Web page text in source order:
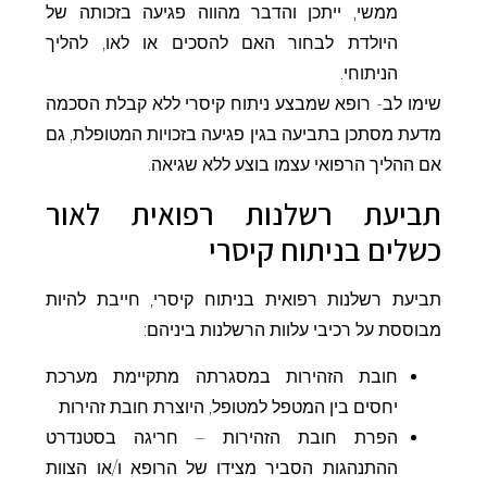
ממשי, ייתכן והדבר מהווה פגיעה בזכותה של
היולדת לבחור האם להסכים או לאו, להליך
הניתוחי.
שימו לב- רופא שמבצע ניתוח קיסרי ללא קבלת הסכמה
מדעת מסתכן בתביעה בגין פגיעה בזכויות המטופלת, גם
אם ההליך הרפואי עצמו בוצע ללא שגיאה.
תביעת רשלנות רפואית לאור
כשלים בניתוח קיסרי
תביעת רשלנות רפואית בניתוח קיסרי, חייבת להיות
מבוססת על רכיבי עלוות הרשלנות ביניהם:
חובת הזהירות במסגרתה מתקיימת מערכת
יחסים בין המטפל למטופל, היוצרת חובת זהירות
הפרת חובת הזהירות – חריגה בסטנדרט
ההתנהגות הסביר מצידו של הרופא ו/או הצוות